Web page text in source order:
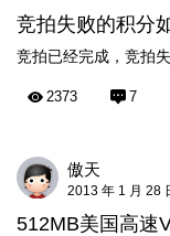
竞拍失败的积分
竞拍已经完成，竞拍
2373 7
傲天
2013 年 1 月 28
512MB美国高速